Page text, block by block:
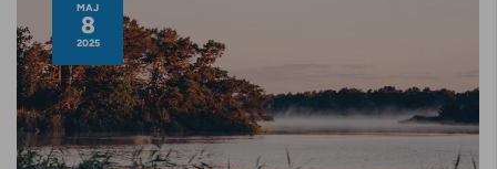
MAJ
8
2025